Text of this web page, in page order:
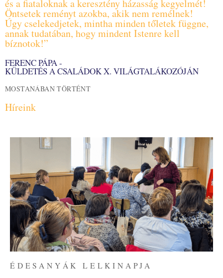
és a fiataloknak a keresztény házasság kegyelmét!
Öntsetek reményt azokba, akik nem remélnek!
Úgy cselekedjetek, mintha minden tőletek függne,
annak tudatában, hogy mindent Istenre kell
bíznotok!”
FERENC PÁPA -
KÜLDETÉS A CSALÁDOK X. VILÁGTALÁKOZÓJÁN
MOSTANÁBAN TÖRTÉNT
Híreink
ÉDESANYÁK LELKINAPJA